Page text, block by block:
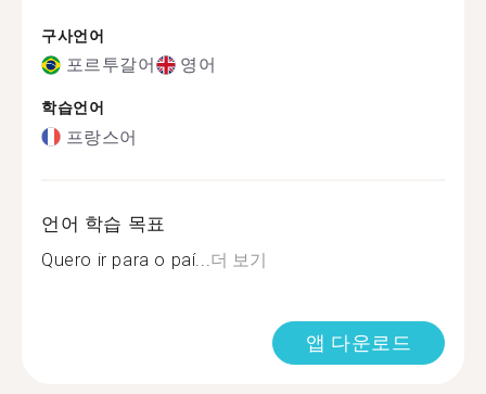
구사언어
포르투갈어 영어
학습언어
프랑스어
언어 학습 목표
Quero ir para o paí... 더 보기
앱 다운로드